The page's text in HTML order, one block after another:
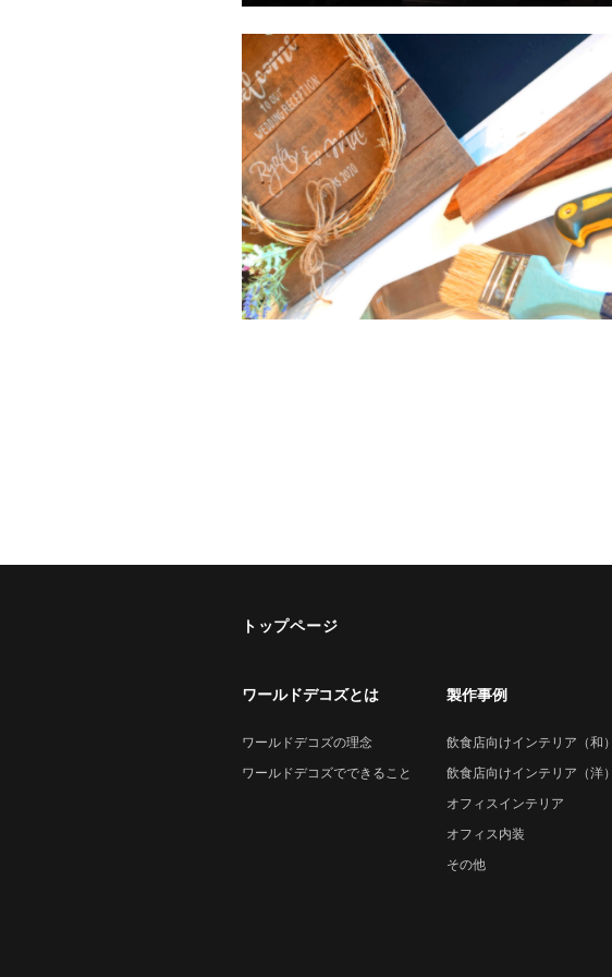
トップページ
ワールドデコズとは
ワールドデコズの理念
ワールドデコズでできること
製作事例
飲食店向けインテリア（和）
飲食店向けインテリア（洋）
オフィスインテリア
オフィス内装
その他